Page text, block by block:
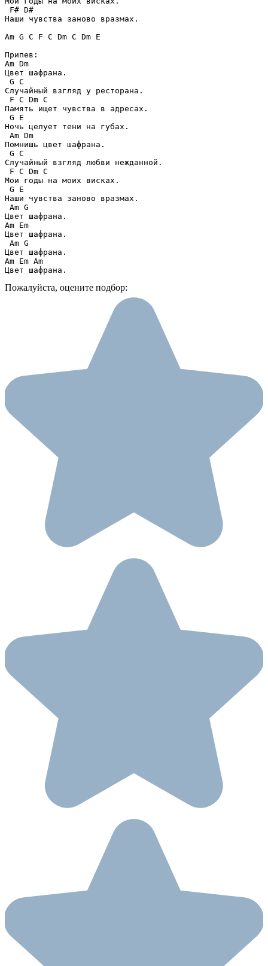
F# D#
Наши чувства заново вразмах.
Am G C F C Dm C Dm E
Припев:
Am Dm
Цвет шафрана.
G C
Случайный взгляд у ресторана.
F C Dm C
Память ищет чувства в адресах.
G E
Ночь целует тени на губах.
Am Dm
Помнишь цвет шафрана.
G C
Случайный взгляд любви нежданной.
F C Dm C
Мои годы на моих висках.
G E
Наши чувства заново вразмах.
Am G
Цвет шафрана.
Am Em
Цвет шафрана.
Am G
Цвет шафрана.
Am Em Am
Цвет шафрана.
Пожалуйста, оцените подбор: